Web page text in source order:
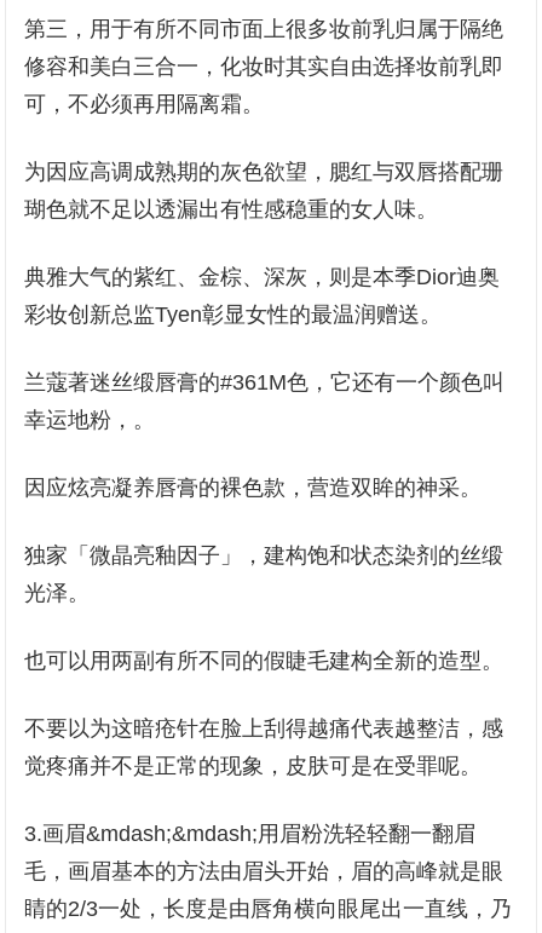
第三，用于有所不同市面上很多妆前乳归属于隔绝
修容和美白三合一，化妆时其实自由选择妆前乳即
可，不必须再用隔离霜。
为因应高调成熟期的灰色欲望，腮红与双唇搭配珊
瑚色就不足以透漏出有性感稳重的女人味。
典雅大气的紫红、金棕、深灰，则是本季Dior迪奥
彩妆创新总监Tyen彰显女性的最温润赠送。
兰蔻著迷丝缎唇膏的#361M色，它还有一个颜色叫
幸运地粉，。
因应炫亮凝养唇膏的裸色款，营造双眸的神采。
独家「微晶亮釉因子」，建构饱和状态染剂的丝缎
光泽。
也可以用两副有所不同的假睫毛建构全新的造型。
不要以为这暗疮针在脸上刮得越痛代表越整洁，感
觉疼痛并不是正常的现象，皮肤可是在受罪呢。
3.画眉&mdash;&mdash;用眉粉洗轻轻翻一翻眉
毛，画眉基本的方法由眉头开始，眉的高峰就是眼
睛的2/3一处，长度是由唇角横向眼尾出一直线，乃